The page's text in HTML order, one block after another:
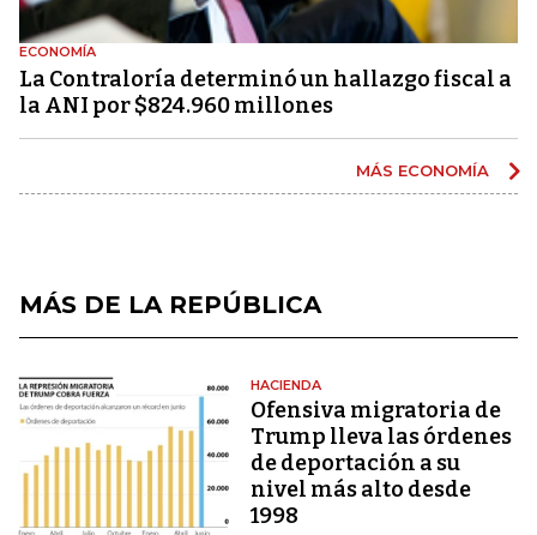
ECONOMÍA
La Contraloría determinó un hallazgo fiscal a
la ANI por $824.960 millones
MÁS ECONOMÍA
MÁS DE LA REPÚBLICA
HACIENDA
Ofensiva migratoria de
Trump lleva las órdenes
de deportación a su
nivel más alto desde
1998